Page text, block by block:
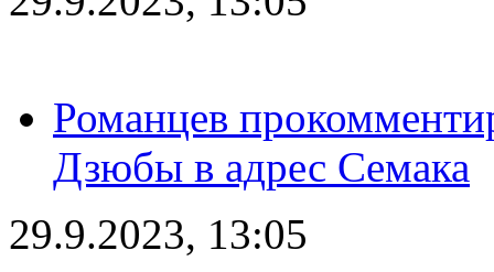
Романцев
Дзюбы в адрес Семака
29.9.2023, 13:05